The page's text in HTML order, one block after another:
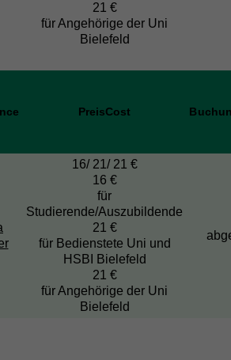
21 €
für Angehörige der Uni
Bielefeld
PreisCost
16/ 21/ 21 €
16 €
für
Studierende/Auszubildende
21 €
für Bedienstete Uni und
HSBI Bielefeld
21 €
für Angehörige der Uni
Bielefeld